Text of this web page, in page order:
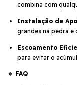
combina com
Instalação de
grandes na pedra e
Escoamento
para evitar o
🔹 FAQ